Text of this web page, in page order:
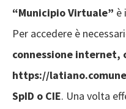
“Municipio Virtuale” è
Per accedere è
connessione internet,
https://
SpID o CIE. Una volta